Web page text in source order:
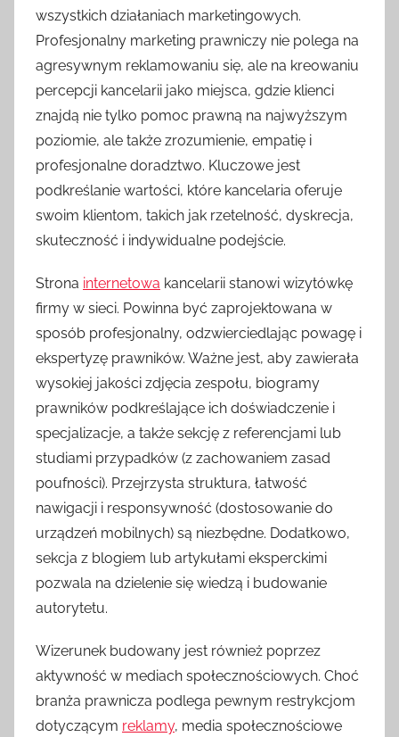
wszystkich działaniach marketingowych.
Profesjonalny marketing prawniczy nie polega na
agresywnym reklamowaniu się, ale na kreowaniu
percepcji kancelarii jako miejsca, gdzie klienci
znajdą nie tylko pomoc prawną na najwyższym
poziomie, ale także zrozumienie, empatię i
profesjonalne doradztwo. Kluczowe jest
podkreślanie wartości, które kancelaria oferuje
swoim klientom, takich jak rzetelność, dyskrecja,
skuteczność i indywidualne podejście.
Strona internetowa kancelarii stanowi wizytówkę
firmy w sieci. Powinna być zaprojektowana w
sposób profesjonalny, odzwierciedlając powagę i
ekspertyzę prawników. Ważne jest, aby zawierała
wysokiej jakości zdjęcia zespołu, biogramy
prawników podkreślające ich doświadczenie i
specjalizacje, a także sekcję z referencjami lub
studiami przypadków (z zachowaniem zasad
poufności). Przejrzysta struktura, łatwość
nawigacji i responsywność (dostosowanie do
urządzeń mobilnych) są niezbędne. Dodatkowo,
sekcja z blogiem lub artykułami eksperckimi
pozwala na dzielenie się wiedzą i budowanie
autorytetu.
Wizerunek budowany jest również poprzez
aktywność w mediach społecznościowych. Choć
branża prawnicza podlega pewnym restrykcjom
dotyczącym reklamy, media społecznościowe